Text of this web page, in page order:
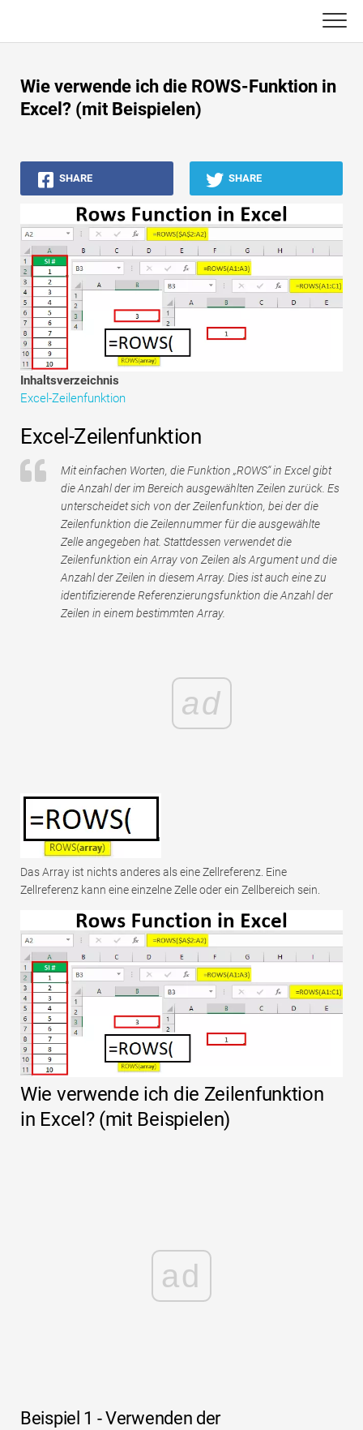
content
Buchhaltungs-Tutorials
Excel, VBA & Power BI
Investment Banking Tutorials
Top Bücher
Finanzkarriere-Leitfäden
Ressourcen für die Finanzzertifizierung
Tutorials zur Finanzmodellierung
Wie verwende ich die ROWS-Funktion in
Excel? (mit Beispielen)
SHARE SHARE
Inhaltsverzeichnis
Excel-Zeilenfunktion
Excel-Zeilenfunktion
Mit einfachen Worten, die Funktion „ROWS“ in Excel gibt
die Anzahl der im Bereich ausgewählten Zeilen zurück. Es
unterscheidet sich von der Zeilenfunktion, bei der die
Zeilenfunktion die Zeilennummer für die ausgewählte
Zelle angegeben hat. Stattdessen verwendet die
Zeilenfunktion ein Array von Zeilen als Argument und die
Anzahl der Zeilen in diesem Array. Dies ist auch eine zu
identifizierende Referenzierungsfunktion die Anzahl der
Zeilen in einem bestimmten Array.
ad
Das Array ist nichts anderes als eine Zellreferenz. Eine
Zellreferenz kann eine einzelne Zelle oder ein Zellbereich sein.
Wie verwende ich die Zeilenfunktion
in Excel? (mit Beispielen)
ad
Beispiel 1 - Verwenden der